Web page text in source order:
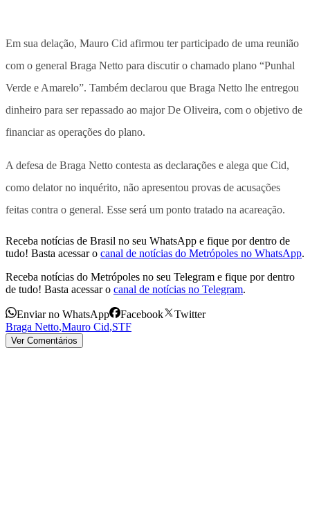
Em sua delação, Mauro Cid afirmou ter participado de uma reunião
com o general Braga Netto para discutir o chamado plano “Punhal
Verde e Amarelo”. Também declarou que Braga Netto lhe entregou
dinheiro para ser repassado ao major De Oliveira, com o objetivo de
financiar as operações do plano.
A defesa de Braga Netto contesta as declarações e alega que Cid,
como delator no inquérito, não apresentou provas de acusações
feitas contra o general. Esse será um ponto tratado na acareação.
Receba notícias de Brasil no seu WhatsApp e fique por dentro de
tudo! Basta acessar o canal de notícias do Metrópoles no WhatsApp.
Receba notícias do Metrópoles no seu Telegram e fique por dentro
de tudo! Basta acessar o canal de notícias no Telegram.
Enviar no WhatsApp Facebook
Twitter
Braga Netto,Mauro Cid,STF
Ver Comentários